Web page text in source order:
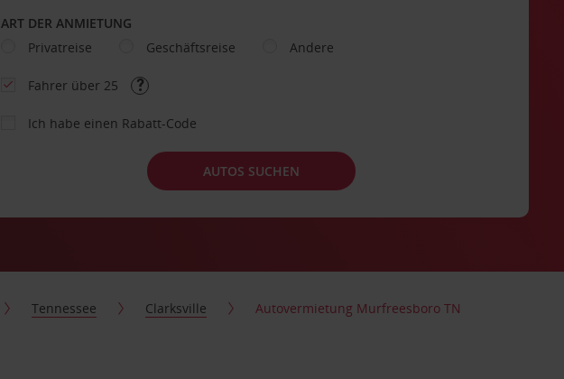
ART DER ANMIETUNG
Privatreise
Geschäftsreise Andere
Fahrer über 25
Ich habe einen Rabatt-Code
AUTOS SUCHEN
Tennessee Clarksville Autovermietung Murfreesboro TN